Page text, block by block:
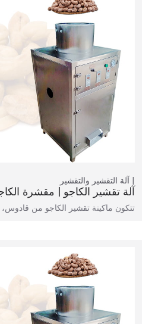
آلة التقشير والتقشير
آلة تقشير الكاجو | مقشرة
تتكون ماكينة تقشير الكاجو من